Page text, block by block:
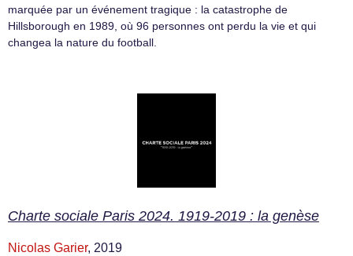
marquée par un événement tragique : la catastrophe de
Hillsborough en 1989, où 96 personnes ont perdu la vie et qui
changea la nature du football.
Charte sociale Paris 2024. 1919-2019 : la genèse
Nicolas Garier, 2019